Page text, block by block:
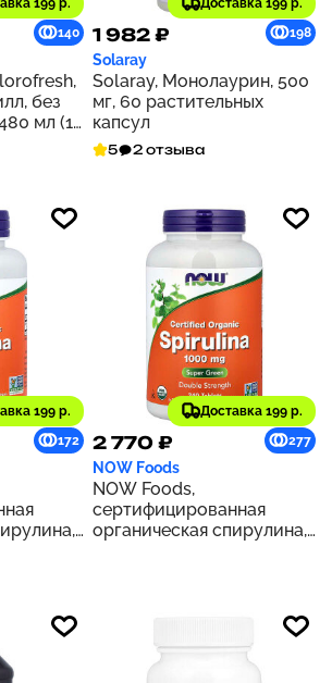
199 р.
140
без
мл (16
Доставка 199 р.
1 982 ₽ 198
Solaray
Solaray, Монолаурин, 500
мг, 60 растительных
капсул
5 2 отзыва
199 р.
172
Доставка 199 р.
2 770 ₽ 277
NOW Foods
NOW Foods,
сертифицированная
органическая спирулина,